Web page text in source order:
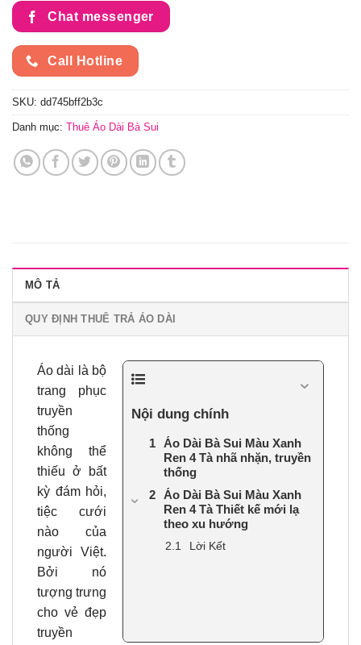
Chat messenger
Call Hotline
SKU: dd745bff2b3c
Danh mục: Thuê Áo Dài Bà Sui
MÔ TẢ
QUY ĐỊNH THUÊ TRẢ ÁO DÀI
Nội dung chính
Áo Dài Bà Sui Màu Xanh
Ren 4 Tà nhã nhặn, truyền
thống
Áo Dài Bà Sui Màu Xanh
Ren 4 Tà Thiết kế mới lạ
theo xu hướng
Lời Kết
Áo dài là bộ
trang phục
truyền
thống
không thể
thiếu ở bất
kỳ đám hỏi,
tiệc cưới
nào của
người Việt.
Bởi nó
tượng trưng
cho vẻ đẹp
truyền